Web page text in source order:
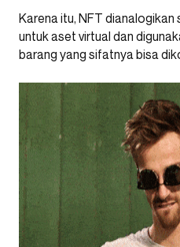
Karena itu, NFT
untuk aset virtual dan
barang yang sifatnya bisa